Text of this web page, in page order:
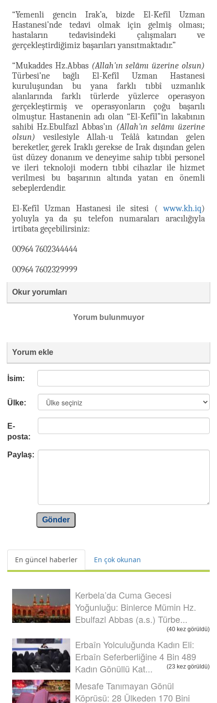
“Yemenli gencin Irak’a, bizde El-Kefîl Uzman
Hastanesi’nde tedavi olmak için gelmiş olması;
hastaların tedavisindeki çalışmaları ve
gerçekleştirdiğimiz başarıları yansıtmaktadır.”
“Mukaddes Hz.Abbas (Allah'ın selâmı üzerine olsun)
Türbesi’ne bağlı El-Kefîl Uzman Hastanesi
kuruluşundan bu yana farklı tıbbî uzmanlık
alanlarında farklı türlerde yüzlerce operasyon
gerçekleştirmiş ve operasyonların çoğu başarılı
olmuştur. Hastanenin adı olan “El-Kefîl”in lakabının
sahibi Hz.Ebulfazl Abbas’ın (Allah'ın selâmı üzerine
olsun) vesilesiyle Allah-u Teâlâ katından gelen
bereketler, gerek Iraklı gerekse de Irak dışından gelen
üst düzey donanım ve deneyime sahip tıbbi personel
ve ileri teknoloji modern tıbbi cihazlar ile hizmet
verilmesi bu başarının altında yatan en önemli
sebeplerdendir.
El-Kefîl Uzman Hastanesi ile sitesi (www.kh.iq)
yoluyla ya da şu telefon numaraları aracılığıyla
irtibata geçebilirsiniz:
00964 7602344444
00964 7602329999
Okur yorumları
Yorum bulunmuyor
Yorum ekle
İsim:
Ülke:
E-
posta:
Paylaş:
Gönder
En güncel haberler En çok okunan
Kerbela’da Cuma Gecesi
Yoğunluğu: Binlerce Mümin Hz.
Ebulfazl Abbas (a.s.) Türbe...
(40 kez görüldü)
Erbaîn Yolculuğunda Kadın Eli:
Erbaîn Seferberliğine 4 Bin 489
Kadın Gönüllü Kat...
(23 kez görüldü)
Mesafe Tanımayan Gönül
Köprüsü: 28 Ülkeden 170 Bini